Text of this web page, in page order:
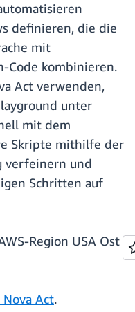
definieren, die die
mit
Code kombinieren.
Act verwenden,
unter
mit dem
Skripte mithilfe der
verfeinern und
Schritten auf
Region USA Ost
Act.